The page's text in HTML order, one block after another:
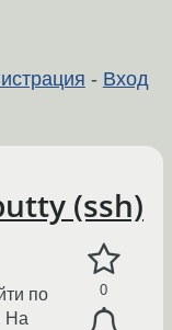
- Вход
(ssh)
0
по
На